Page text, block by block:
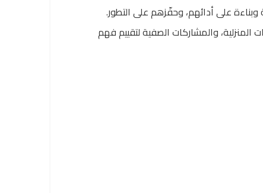
على أدائهم، وحفّزهم على التطور.
المنزلية، والمشاركات الصفية لتقييم فهم